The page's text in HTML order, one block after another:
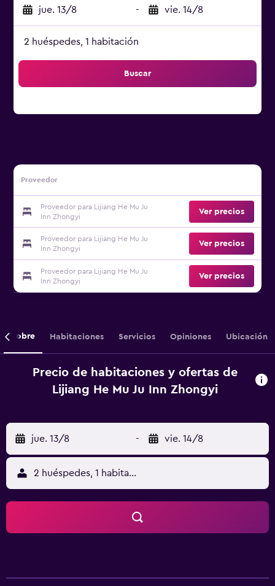
jue. 13/8 - vie. 14/8
2 huéspedes, 1 habitación
Buscar
Proveedor
Proveedor para Lijiang He Mu Ju
Inn Zhongyi
Ver precios
Proveedor para Lijiang He Mu Ju
Inn Zhongyi
Ver precios
Proveedor para Lijiang He Mu Ju
Inn Zhongyi
Ver precios
Sobre Habitaciones Servicios Opiniones Ubicación
Precio de habitaciones y ofertas de
Lijiang He Mu Ju Inn Zhongyi
jue. 13/8 - vie. 14/8
2 huéspedes, 1 habitación